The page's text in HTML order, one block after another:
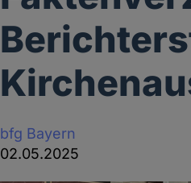
bfg Bayern
02.05.2025